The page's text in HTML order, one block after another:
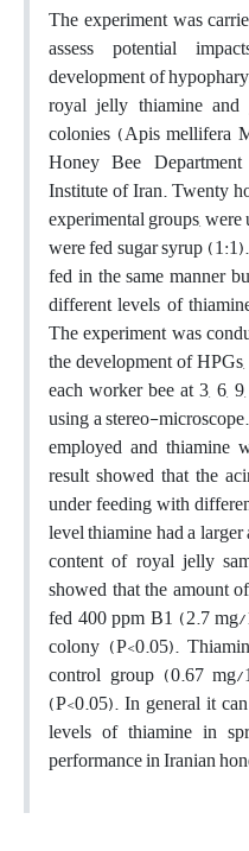
The experiment was
assess potential
development of
royal jelly thiamine
colonies (Apis mellifera
Honey Bee
Institute of Iran. Twenty
experimental groups,
were fed sugar syrup
fed in the same manner
different levels of
The experiment was
the development of
each worker bee at 3, 6,
using a stereo-
employed and thiamine
result showed that the
under feeding with
level thiamine had a
content of royal jelly
showed that the amount
fed 400 ppm B1 (2.7
colony (P<0.05).
control group (0.67
(P<0.05). In general it
levels of thiamine in
performance in Iranian